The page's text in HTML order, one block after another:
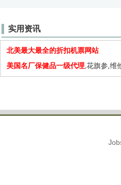
实用资讯
北美最大最全的折扣机票网站
美国名厂保健品一级代理,花旗参,维